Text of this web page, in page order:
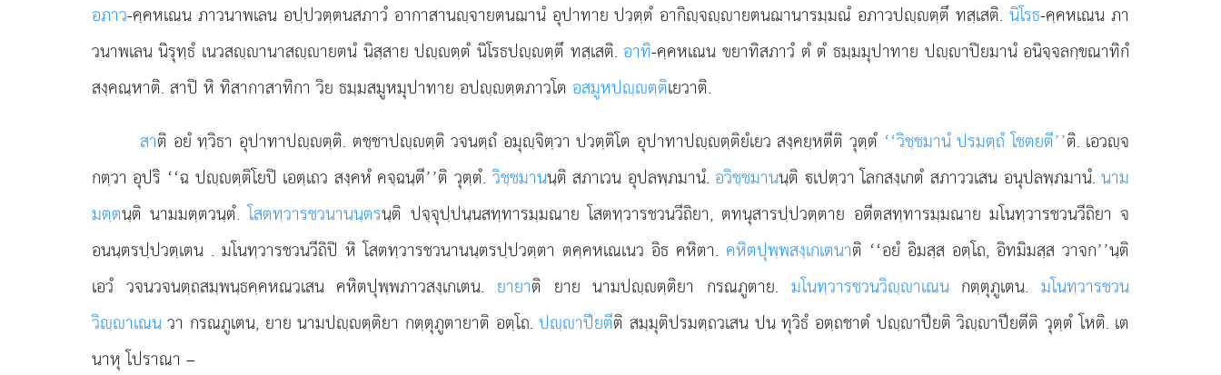
อภาว-คฺคหเณน ภาวนาพเลน อปฺปวตฺตนสภาวํ อากาสานฺจายตนฌานํ อุปาทาย ปวตฺตํ อากิฺจฺายตนฌานารมฺมณํ อภาวปฺตฺตึ ทสฺเสติ.นิโรธ-คฺคหเณน ภา
วนาพเลน นิรุทฺธํ เนวสฺานาสฺายตนํ นิสฺสาย ปฺตฺตํ นิโรธปฺตฺตึ ทสฺเสติ. อาทิ-คฺคหเณน ขยาทิสภาวํ ตํ ตํ ธมฺมมุปาทาย ปฺาปิยมานํ อนิจฺจลกฺขณาทิกํ
สงฺคณฺหาติ. สาปิ หิ ทิสากาสาทิกา วิย ธมฺมสมูหมุปาทาย อปฺตฺตภาวโต อสมูหปฺตฺติเยวาติ.
สาติ อยํ ทฺวิธา อุปาทาปฺตฺติ. ตชฺชาปฺตฺติ วจนตฺถํ อมุฺจิตฺวา ปวตฺติโต อุปาทาปฺตฺติยํเยว สงฺคยฺหตีติ วุตฺตํ ‘‘วิชฺชมานํ ปรมตฺถํ โชตยตี’’ติ. เอวฺจ
กตฺวา อุปริ ‘‘ฉ ปฺตฺติโยปิ เอตฺเถว สงฺคหํ คจฺฉนฺตี’’ติ วุตฺตํ.วิชฺชมานนฺติ สภาเวน อุปลพฺภมานํ. อวิชฺชมานนฺติ เปตฺวา โลกสงฺเกตํ สภาววเสน อนุปลพฺภมานํ.นาม
มตฺตนฺติ นามมตฺตวนฺตํ.โสตทฺวารชวนานนฺตรนฺติ ปจฺจุปฺปนฺนสทฺทารมฺมณาย โสตทฺวารชวนวีถิยา, ตทนุสารปฺปวตฺตาย อตีตสทฺทารมฺมณาย มโนทฺวารชวนวีถิยา จ
อนนฺตรปฺปวตฺเตน . มโนทฺวารชวนวีถิปิ หิ โสตทฺวารชวนานนฺตรปฺปวตฺตา ตคฺคหเณเนว อิธ คหิตา. คหิตปุพฺพสงฺเกเตนาติ ‘‘อยํ อิมสฺส อตฺโถ, อิทมิมสฺส วาจก’’นฺติ
เอวํ วจนวจนตฺถสมฺพนฺธคฺคหณวเสน คหิตปุพฺพภาวสงฺเกเตน. ยายาติ ยาย นามปฺตฺติยา กรณภูตาย. มโนทฺวารชวนวิฺาเณนกตฺตุภูเตน.มโนทฺวารชวน
วิฺาเณนวา กรณภูเตน, ยาย นามปฺตฺติยา กตฺตุภูตายาติ อตฺโถ.ปฺาปียตีติ สมฺมุติปรมตฺถวเสน ปน ทุวิธํ อตฺถชาตํ ปฺาปียติ วิฺาปียตีติ วุตฺตํ โหติ. เต
นาหุ โปราณา –